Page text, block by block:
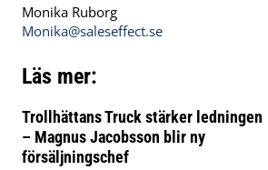
Monika Ruborg
Monika@saleseffect.se
Läs mer:
Trollhättans Truck stärker ledningen
– Magnus Jacobsson blir ny
försäljningschef